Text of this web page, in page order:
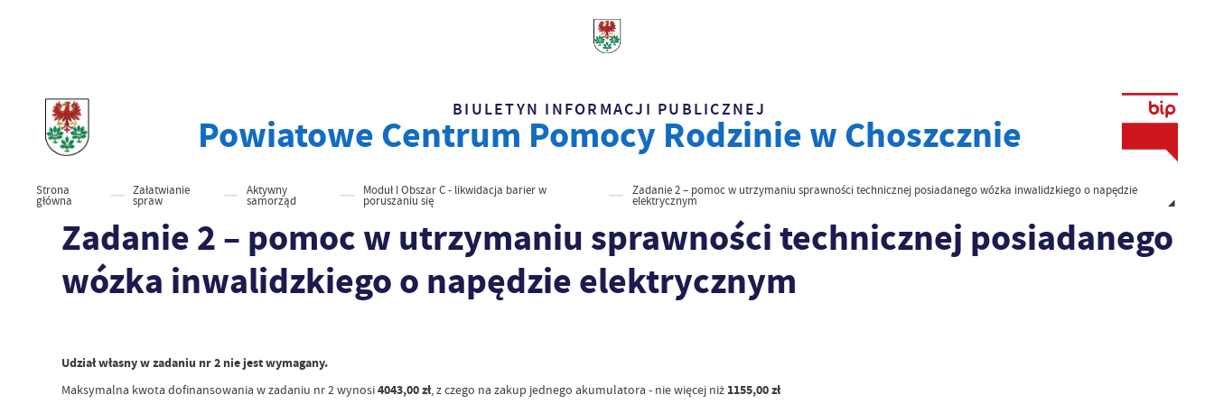
BIULETYN INFORMACJI PUBLICZNEJ
Powiatowe Centrum Pomocy Rodzinie w Choszcznie
Strona
główna
Załatwianie
spraw
Aktywny
samorząd
Moduł I Obszar C - likwidacja barier w
poruszaniu się
Zadanie 2 – pomoc w utrzymaniu sprawności technicznej posiadanego wózka inwalidzkiego o napędzie
elektrycznym
Zadanie 2 – pomoc w utrzymaniu sprawności technicznej posiadanego
wózka inwalidzkiego o napędzie elektrycznym
Udział własny w zadaniu nr 2 nie jest wymagany.
Maksymalna kwota dofinansowania w zadaniu nr 2 wynosi4043,00 zł, z czego na zakup jednego akumulatora - nie więcej niż 1155,00 zł